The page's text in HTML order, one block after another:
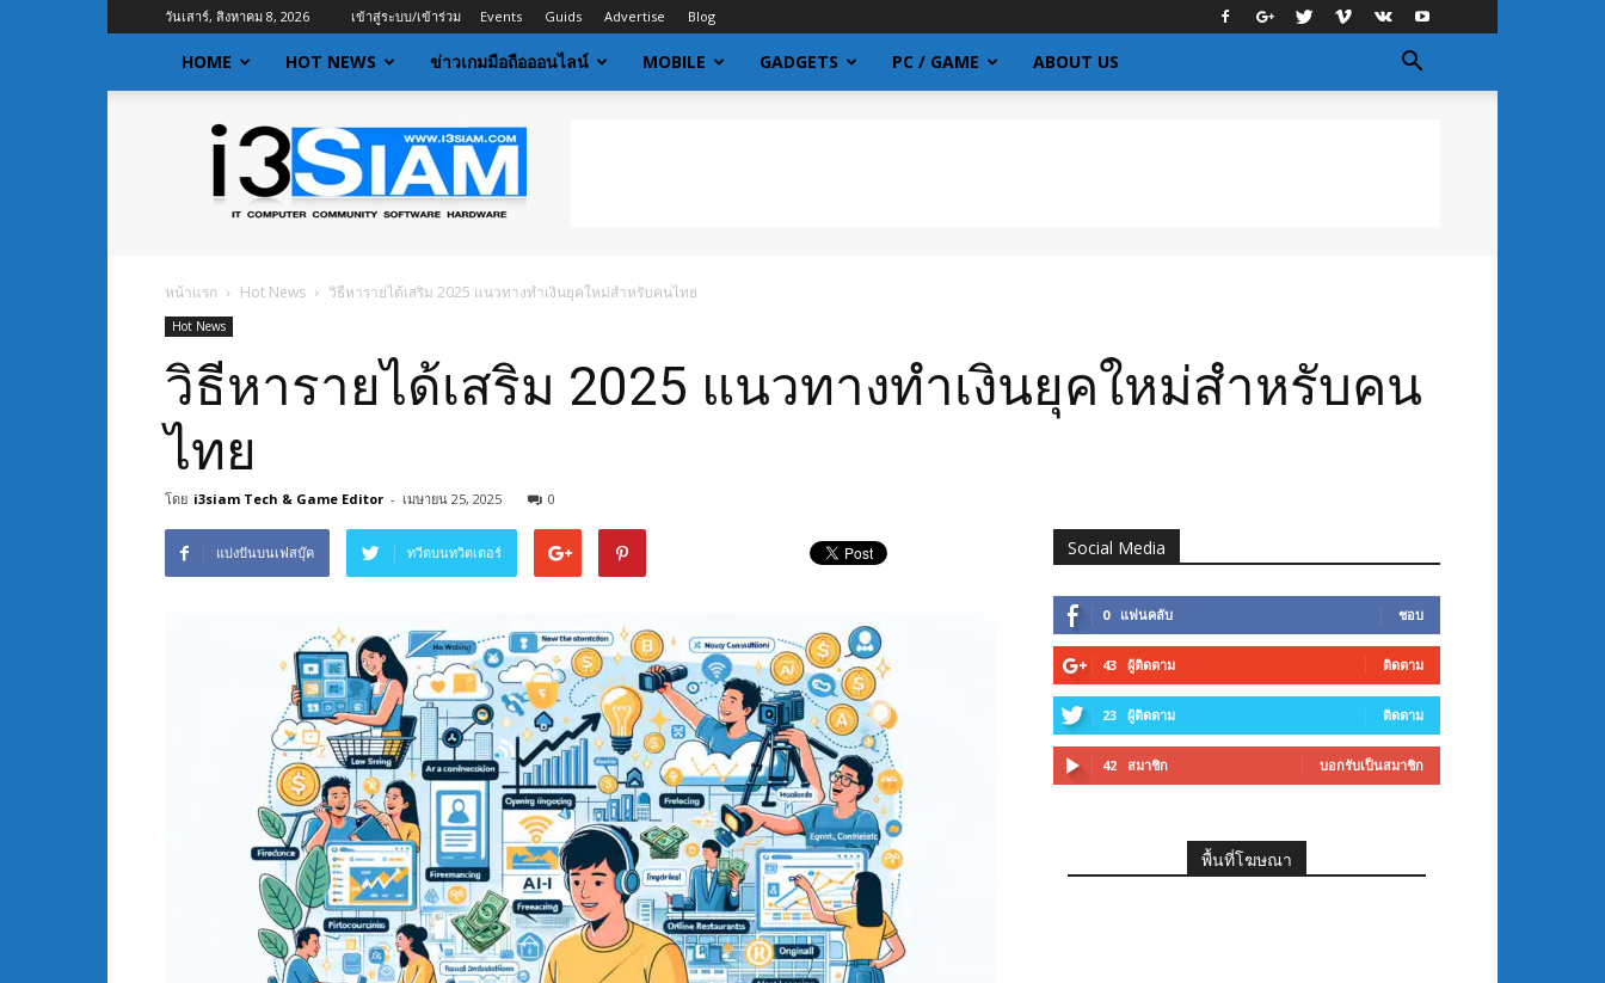
วันเสาร์, สิงหาคม 8, 2026 เข้าสู่ระบบ/เข้าร่วม Events Guids Advertise Blog
HOME HOT NEWS ข่าวเกมมือถือออนไลน์ MOBILE GADGETS PC / GAME ABOUT US
I3siam
ข่าว
ไอที
ข่าวสาร
กับ
เทคโนโลยี
หน้าแรก Hot News วิธีหารายได้เสริม 2025 แนวทางทำเงินยุคใหม่สำหรับคนไทย
Hot News
วิธีหารายได้เสริม 2025 แนวทางทำเงินยุคใหม่สำหรับคน
ไทย
โดย i3siam Tech & Game Editor - เมษายน 25, 2025 0
แบ่งปันบนเฟสบุ๊ค ทวีตบนทวิตเตอร์ Social Media
0 แฟนคลับ ชอบ
43 ผู้ติดตาม ติดตาม
23 ผู้ติดตาม ติดตาม
42 สมาชิก บอกรับเป็นสมาชิก
พื้นที่โฆษณา